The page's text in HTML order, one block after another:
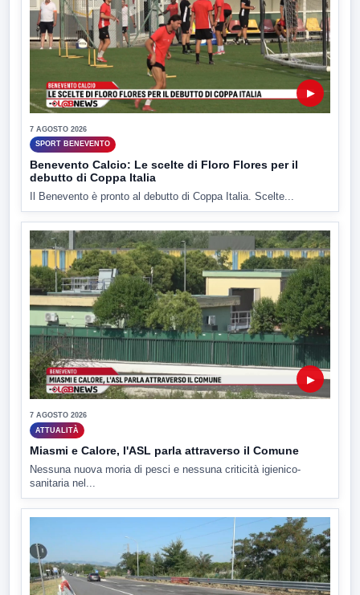
▶
7 AGOSTO 2026
SPORT BENEVENTO
Benevento Calcio: Le scelte di Floro Flores per il
debutto di Coppa Italia
Il Benevento è pronto al debutto di Coppa Italia. Scelte...
▶
7 AGOSTO 2026
ATTUALITÀ
Miasmi e Calore, l'ASL parla attraverso il Comune
Nessuna nuova moria di pesci e nessuna criticità igienico-
sanitaria nel...